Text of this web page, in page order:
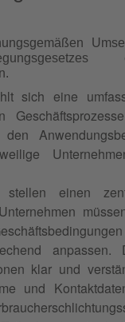
sich eine
stellen einen
anpassen.
klar und
und